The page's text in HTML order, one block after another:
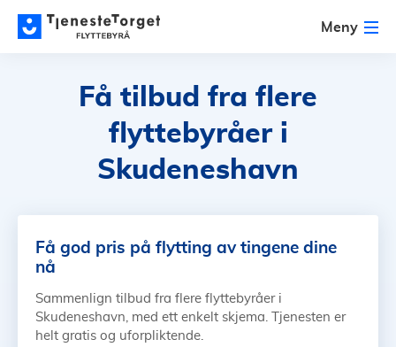
Meny
Få tilbud fra flere
flyttebyråer i
Skudeneshavn
Få god pris på flytting av tingene dine
nå
Sammenlign tilbud fra flere flyttebyråer i
Skudeneshavn, med ett enkelt skjema. Tjenesten er
helt gratis og uforpliktende.